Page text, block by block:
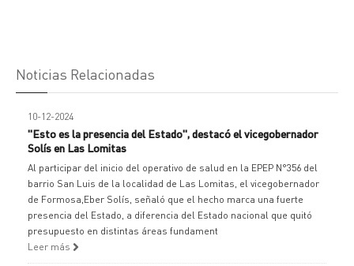
Noticias Relacionadas
10-12-2024
"Esto es la presencia del Estado", destacó el vicegobernador
Solís en Las Lomitas
Al participar del inicio del operativo de salud en la EPEP N°356 del
barrio San Luis de la localidad de Las Lomitas, el vicegobernador
de Formosa,Eber Solís, señaló que el hecho marca una fuerte
presencia del Estado, a diferencia del Estado nacional que quitó
presupuesto en distintas áreas fundament
Leer más